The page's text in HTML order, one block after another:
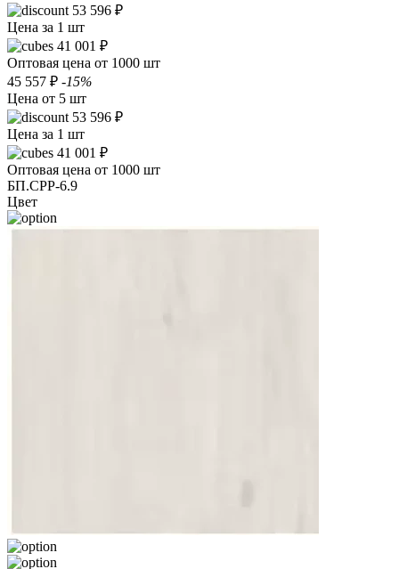
53 596 ₽
Цена за 1 шт
41 001 ₽
Оптовая цена от 1000 шт
45 557 ₽ -15%
Цена от 5 шт
53 596 ₽
Цена за 1 шт
41 001 ₽
Оптовая цена от 1000 шт
БП.СРР-6.9
Цвет